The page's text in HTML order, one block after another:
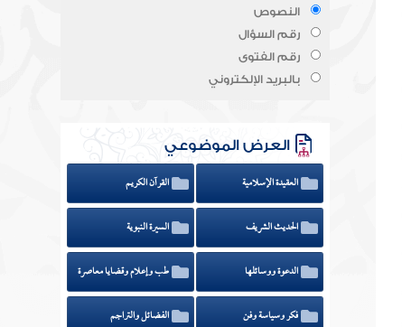
النصوص
رقم السؤال
رقم الفتوى
بالبريد الإلكتروني
العرض الموضوعي
العقيدة الإسلامية القرآن الكريم
الحديث الشريف السيرة النبوية
الدعوة ووسائلها طب وإعلام وقضايا معاصرة
فكر وسياسة وفن الفضائل والتراجم